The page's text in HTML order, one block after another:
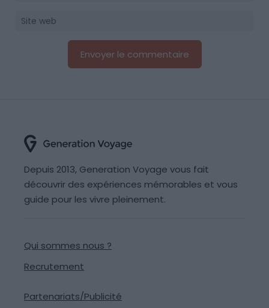
Depuis 2013, Generation Voyage vous fait
découvrir des expériences mémorables et vous
guide pour les vivre pleinement.
Qui sommes nous ?
Recrutement
Partenariats/Publicité